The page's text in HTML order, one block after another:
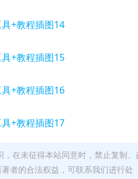
在未征得本站同意时，禁止复制、
者的合法权益，可联系我们进行处